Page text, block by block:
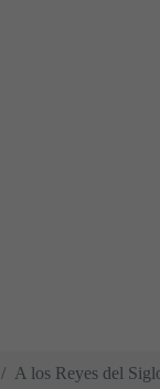
A los Reyes del